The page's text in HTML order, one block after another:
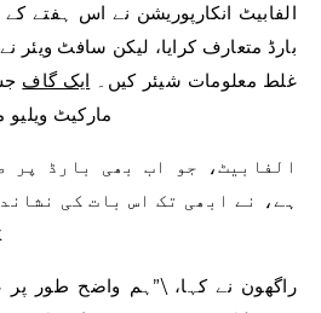
الفابیٹ انکارپوریشن نے اس ہفتے
بارڈ متعارف کرایا، لیکن سافٹ ویئر
غلط معلومات شیئر کیں۔ ایک گاف
مارکیٹ ویلیو میں $100
الفابیٹ، جو اب بھی بارڈ پر
ہے، نے ابھی تک اس بات کی
راگھون نے کہا، \”ہم واضح طور